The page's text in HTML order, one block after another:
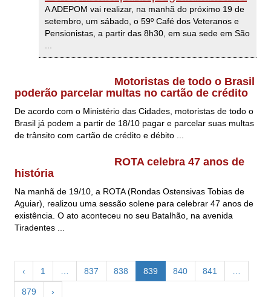
A ADEPOM vai realizar, na manhã do próximo 19 de
setembro, um sábado, o 59º Café dos Veteranos e
Pensionistas, a partir das 8h30, em sua sede em São
Motoristas de todo o Brasil
poderão parcelar multas no cartão de crédito
De acordo com o Ministério das Cidades, motoristas de todo o
Brasil já podem a partir de 18/10 pagar e parcelar suas multas
de trânsito com cartão de crédito e débito ...
ROTA celebra 47 anos de
história
Na manhã de 19/10, a ROTA (Rondas Ostensivas Tobias de
Aguiar), realizou uma sessão solene para celebrar 47 anos de
existência. O ato aconteceu no seu Batalhão, na avenida
Tiradentes ...
‹ 1 837 838 839 840 841
879 ›